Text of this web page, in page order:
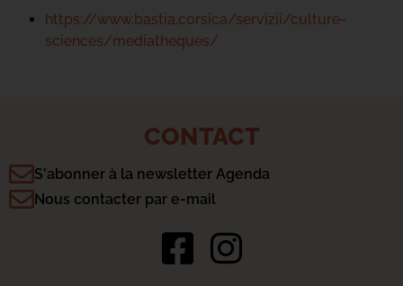
https://www.bastia.corsica/servizii/culture-
sciences/mediatheques/
CONTACT
S'abonner à la newsletter Agenda
Nous contacter par e-mail